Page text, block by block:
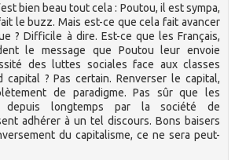
bien beau tout cela : Poutou, il est sympa,
le buzz. Mais est-ce que cela fait avancer
? Difficile à dire. Est-ce que les Français,
le message que Poutou leur envoie
des luttes sociales face aux classes
capital ? Pas certain. Renverser le capital,
de paradigme. Pas sûr que les
depuis longtemps par la société de
adhérer à un tel discours. Bons baisers
du capitalisme, ce ne sera peut-